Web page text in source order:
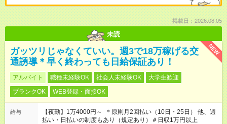
掲載日：2026.08.05
未読
NEW
ガッツリじゃなくていい。週3で18万稼げる交
通誘導＊早く終わっても日給保証あり！
アルバイト 職種未経験OK 社会人未経験OK
大学生歓迎
ブランクOK
WEB登録・面接OK
給与
【夜勤】1万4000円～ ＊原則月2回払い（10日・25日） 他、週
払い・日払いの制度もあり（規定あり）＃日収1万円以上